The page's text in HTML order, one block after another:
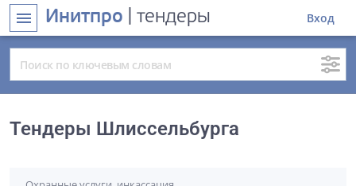
menu Инитпро | тендеры Вход
Тендеры Шлиссельбурга